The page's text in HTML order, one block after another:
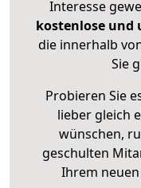
Interesse
kostenlose und
die innerhalb
Sie
Probieren Sie
lieber gleich
wünschen,
geschulten
Ihrem